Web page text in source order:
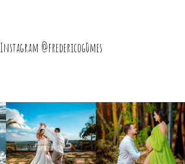
Instagram @fredericog0mes